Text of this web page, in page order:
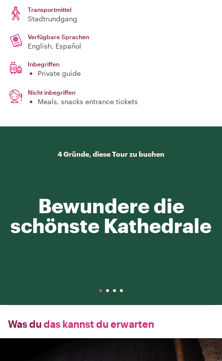
Transportmittel
Stadtrundgang
Verfügbare Sprachen
English, Español
Inbegriffen
Private guide
Nicht inbegriffen
Meals, snacks entrance tickets
4 Gründe, diese Tour zu buchen
Bewundere die
schönste Kathedrale
Was du das kannst du erwarten